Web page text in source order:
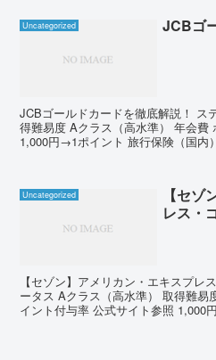
Uncategorized JCBゴ
JCBゴールドカードを徹底解説！ ス
得難易度 Aクラス（高水準） 年会費
1,000円→1ポイント 旅行保険（国内
Uncategorized
【セ
レス・
【セゾン】アメリカン・エキスプレ
ータス Aクラス（高水準） 取得難易
イント付与率 公式サイト参照 1,000